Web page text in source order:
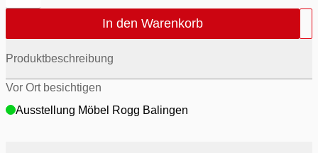
In den Warenkorb
Produktbeschreibung
Vor Ort besichtigen
Ausstellung Möbel Rogg Balingen